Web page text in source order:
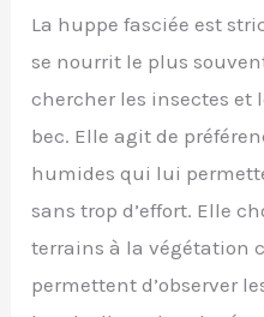
La huppe fasciée est
se nourrit le plus
chercher les insectes et
bec. Elle agit de
humides qui lui
sans trop d’effort. Elle
terrains à la végétation
permettent d’observer